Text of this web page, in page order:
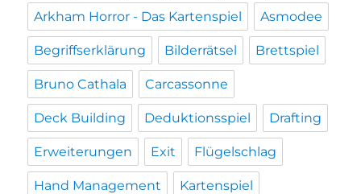
Arkham Horror - Das Kartenspiel Asmodee
Begriffserklärung Bilderrätsel Brettspiel
Bruno Cathala Carcassonne
Deck Building Deduktionsspiel Drafting
Erweiterungen Exit Flügelschlag
Hand Management Kartenspiel